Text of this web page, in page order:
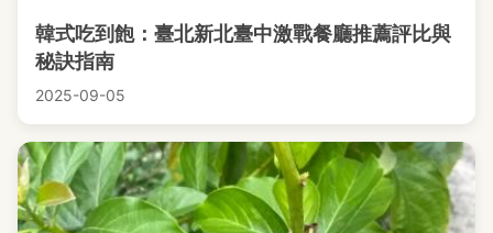
韓式吃到飽：臺北新北臺中激戰餐廳推薦評比與
秘訣指南
2025-09-05